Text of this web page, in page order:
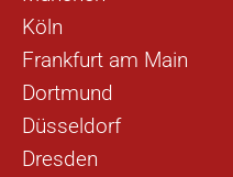
Köln
Frankfurt am Main
Dortmund
Düsseldorf
Dresden